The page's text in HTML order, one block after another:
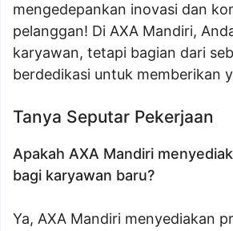
mengedepankan inovasi dan
pelanggan! Di AXA Mandiri,
karyawan, tetapi bagian dari
berdedikasi untuk memberikan
Tanya Seputar Pekerjaan
Apakah AXA Mandiri
bagi karyawan baru?
Ya, AXA Mandiri menyediakan